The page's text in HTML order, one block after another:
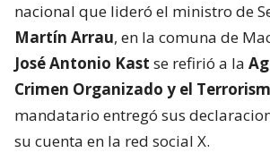
nacional que lideró el ministro de
Martín Arrau, en la comuna de
José Antonio Kast se refirió a la
Crimen Organizado y el
mandatario entregó sus
su cuenta en la red social X.